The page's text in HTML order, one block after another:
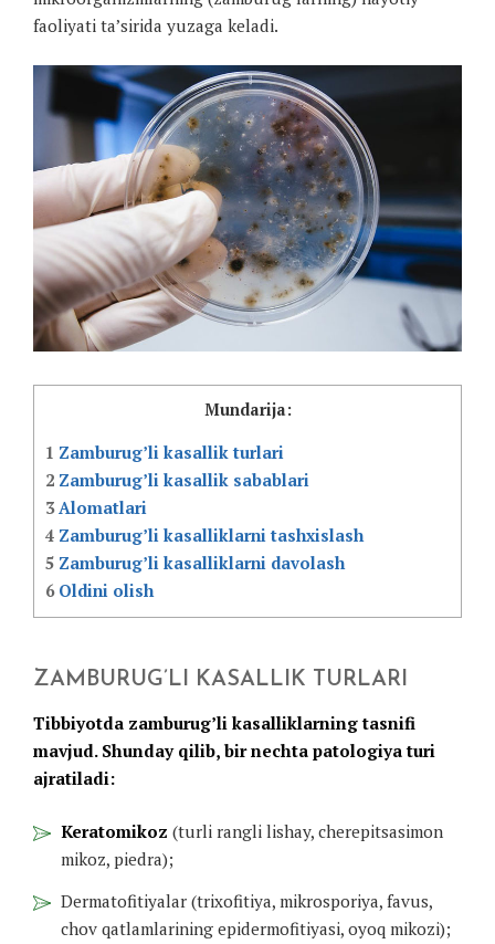
faoliyati ta’sirida yuzaga keladi.
Mundarija:
1 Zamburug’li kasallik turlari
2 Zamburug’li kasallik sabablari
3Alomatlari
4 Zamburug’li kasalliklarni tashxislash
5 Zamburug’li kasalliklarni davolash
6Oldini olish
ZAMBURUG’LI KASALLIK TURLARI
Tibbiyotda zamburug’li kasalliklarning tasnifi
mavjud. Shunday qilib, bir nechta patologiya turi
ajratiladi:
Keratomikoz (turli rangli lishay, cherepitsasimon
mikoz, piedra);
Dermatofitiyalar (trixofitiya, mikrosporiya, favus,
chov qatlamlarining epidermofitiyasi, oyoq mikozi);